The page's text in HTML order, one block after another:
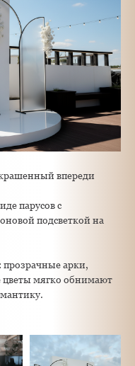
впереди
парусов с
подсветкой на
прозрачные арки,
цветы мягко обнимают